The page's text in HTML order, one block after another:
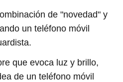
de "novedad" y
un teléfono móvil
que evoca luz y brillo,
de un teléfono móvil